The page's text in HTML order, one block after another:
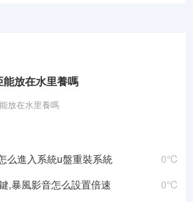
能放在水里養嗎
放在水里養嗎
0℃
么進入系統u盤重裝系統
0℃
,暴風影音怎么設置倍速